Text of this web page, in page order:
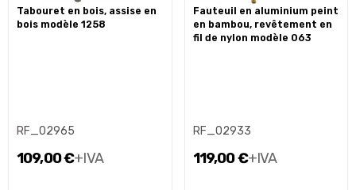
tabouret en bois, assise en
bois modèle 1258
RF_02965
109,00 €+IVA
fauteuil en aluminium peint
en bambou, revêtement en
fil de nylon modèle 063
RF_02933
119,00 €+IVA